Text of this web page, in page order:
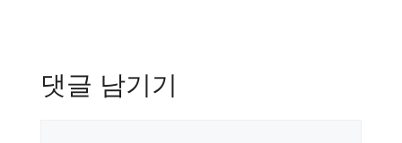
댓글 남기기